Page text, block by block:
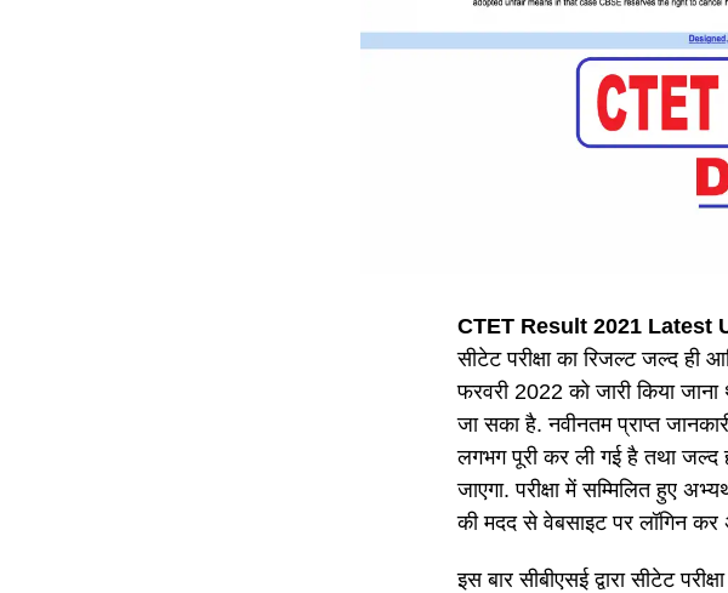
CTET Result 2021 Latest
सीटेट परीक्षा का रिजल्ट जल्द ही
फरवरी 2022 को जारी किया जाना
जा सका है. नवीनतम प्राप्त
लगभग पूरी कर ली गई है तथा जल्द
जाएगा. परीक्षा में सम्मिलित हुए
की मदद से वेबसाइट पर लॉगिन
इस बार सीबीएसई द्वारा सीटेट